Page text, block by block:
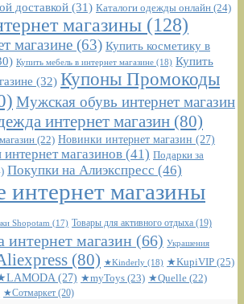
доставкой (31) Каталоги одежды онлайн (24)
магазины (128)
магазине (63) Купить косметику в
Купить мебель в интернет магазине (18) Купить
(32) Купоны Промокоды
Мужская обувь интернет магазин
интернет магазин (80)
(22) Новинки интернет магазин (27)
магазинов (41) Подарки за
Покупки на Алиэкспресс (46)
интернет магазины
Shopotam (17) Товары для активного отдыха (19)
интернет магазин (66) Украшения
(80) ★Kinderly (18) ★KupiVIP (25)
(27) ★myToys (23) ★Quelle (22)
★Сотмаркет (20)